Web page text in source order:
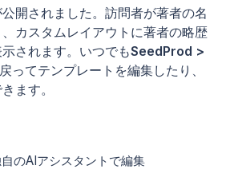
開されました。訪問者が著者の名
カスタムレイアウトに著者の略歴
されます。いつでもSeedProd >
ってテンプレートを編集したり、
ます。
のAIアシスタントで編集